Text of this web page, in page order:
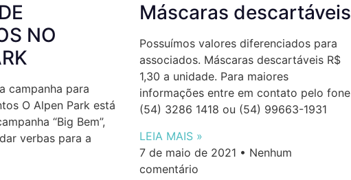
NO
campanha para
O Alpen Park está
“Big Bem”,
verbas para a
Máscaras descartáveis
Possuímos valores diferenciados para
associados. Máscaras descartáveis R$
1,30 a unidade. Para maiores
informações entre em contato pelo fone
(54) 3286 1418 ou (54) 99663-1931
LEIA MAIS »
7 de maio de 2021
Nenhum
comentário